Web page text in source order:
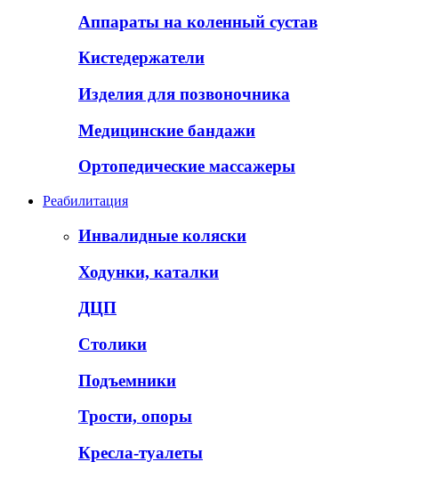
Аппараты на коленный сустав
Кистедержатели
Изделия для позвоночника
Медицинские бандажи
Ортопедические массажеры
Реабилитация
Инвалидные коляски
Ходунки, каталки
ДЦП
Столики
Подъемники
Трости, опоры
Кресла-туалеты